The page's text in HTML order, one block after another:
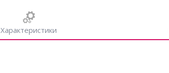
Характеристики